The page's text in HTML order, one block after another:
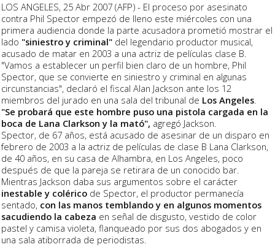
LOS ANGELES, 25 Abr 2007 (AFP) - El proceso por asesinato
contra Phil Spector empezó de lleno este miércoles con una
primera audiencia donde la parte acusadora prometió mostrar el
lado "siniestro y criminal" del legendario productor musical,
acusado de matar en 2003 a una actriz de películas clase B.
"Vamos a establecer un perfil bien claro de un hombre, Phil
Spector, que se convierte en siniestro y criminal en algunas
circunstancias", declaró el fiscal Alan Jackson ante los 12
miembros del jurado en una sala del tribunal de Los Angeles.
"Se probará que este hombre puso una pistola cargada en la
boca de Lana Clarkson y la mató", agregó Jackson.
Spector, de 67 años, está acusado de asesinar de un disparo en
febrero de 2003 a la actriz de películas de clase B Lana Clarkson,
de 40 años, en su casa de Alhambra, en Los Angeles, poco
después de que la pareja se retirara de un conocido bar.
Mientras Jackson daba sus argumentos sobre el carácter
inestable y colérico de Spector, el productor permanecía
sentado, con las manos temblando y en algunos momentos
sacudiendo la cabeza en señal de disgusto, vestido de color
pastel y camisa violeta, flanqueado por sus dos abogados y en
una sala atiborrada de periodistas.